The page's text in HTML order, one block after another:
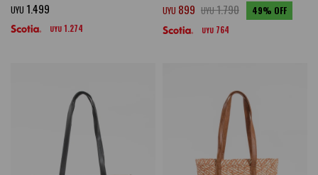
UYU 1.499
UYU 1.274
UYU 899 UYU1.790 49
UYU 764